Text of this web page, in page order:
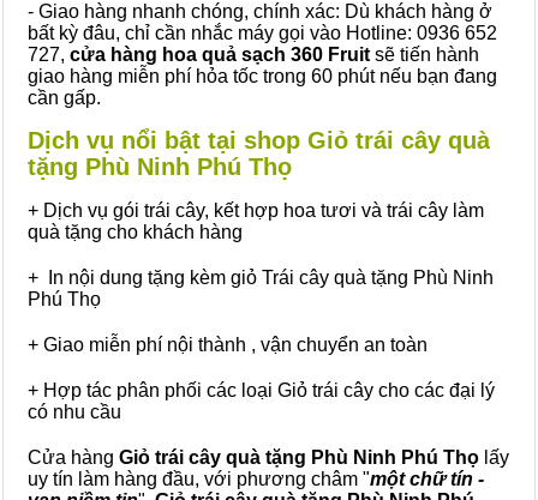
- Giao hàng nhanh chóng, chính xác: Dù khách hàng ở
bất kỳ đâu, chỉ cần nhắc máy gọi vào Hotline: 0936 652
727, cửa hàng hoa quả sạch 360 Fruit sẽ tiến hành
giao hàng miễn phí hỏa tốc trong 60 phút nếu bạn đang
cần gấp.
Dịch vụ nổi bật tại shop Giỏ trái cây quà
tặng Phù Ninh Phú Thọ
+ Dịch vụ gói trái cây, kết hợp hoa tươi và trái cây làm
quà tặng cho khách hàng
+ In nội dung tặng kèm giỏ Trái cây quà tặng Phù Ninh
Phú Thọ
+ Giao miễn phí nội thành , vận chuyển an toàn
+ Hợp tác phân phối các loại Giỏ trái cây cho các đại lý
có nhu cầu
Cửa hàng Giỏ trái cây quà tặng Phù Ninh Phú Thọ lấy
uy tín làm hàng đầu, với phương châm "một chữ tín -